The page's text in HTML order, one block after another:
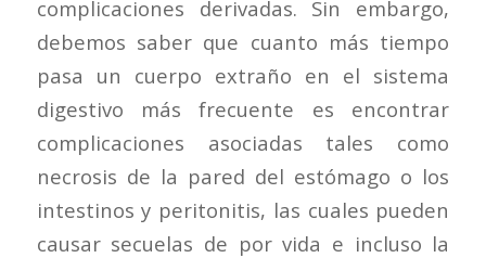
complicaciones derivadas. Sin embargo,
debemos saber que cuanto más tiempo
pasa un cuerpo extraño en el sistema
digestivo más frecuente es encontrar
complicaciones asociadas tales como
necrosis de la pared del estómago o los
intestinos y peritonitis, las cuales pueden
causar secuelas de por vida e incluso la